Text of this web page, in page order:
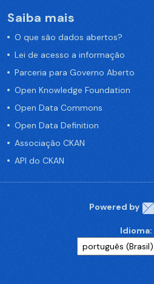
Saiba mais
O que são dados abertos?
Lei de acesso a informação
Parceria para Governo Aberto
Open Knowledge Foundation
Open Data Commons
Open Data Definition
Associação CKAN
API do CKAN
Powered by
Idioma